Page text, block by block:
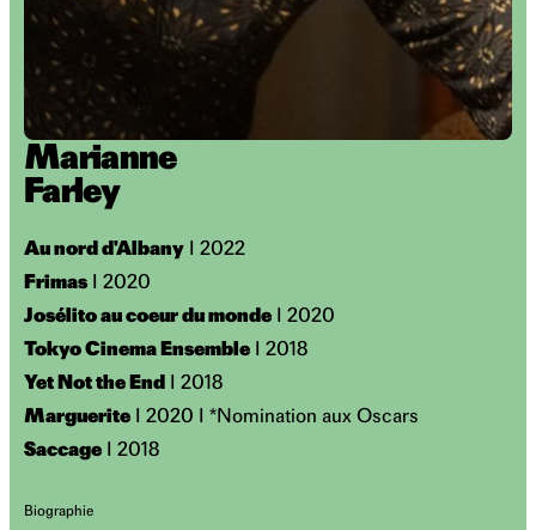
Marianne
Farley
Au nord d'Albany I 2022
Frimas I 2020
Josélito au coeur du monde I 2020
Tokyo Cinema Ensemble I 2018
Yet Not the End I 2018
Marguerite I 2020 I *Nomination aux Oscars
Saccage I 2018
Biographie